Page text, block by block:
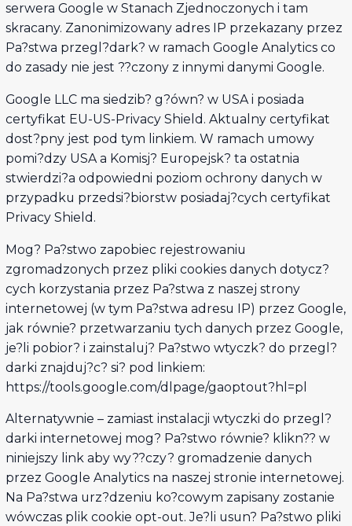
serwera Google w Stanach Zjednoczonych i tam
skracany. Zanonimizowany adres IP przekazany przez
Pa?stwa przegl?dark? w ramach Google Analytics co
do zasady nie jest ??czony z innymi danymi Google.
Google LLC ma siedzib? g?ówn? w USA i posiada
certyfikat EU-US-Privacy Shield. Aktualny certyfikat
dost?pny jest pod tym linkiem. W ramach umowy
pomi?dzy USA a Komisj? Europejsk? ta ostatnia
stwierdzi?a odpowiedni poziom ochrony danych w
przypadku przedsi?biorstw posiadaj?cych certyfikat
Privacy Shield.
Mog? Pa?stwo zapobiec rejestrowaniu
zgromadzonych przez pliki cookies danych dotycz?
cych korzystania przez Pa?stwa z naszej strony
internetowej (w tym Pa?stwa adresu IP) przez Google,
jak równie? przetwarzaniu tych danych przez Google,
je?li pobior? i zainstaluj? Pa?stwo wtyczk? do przegl?
darki znajduj?c? si? pod linkiem:
https://tools.google.com/dlpage/gaoptout?hl=pl
Alternatywnie – zamiast instalacji wtyczki do przegl?
darki internetowej mog? Pa?stwo równie? klikn?? w
niniejszy link aby wy??czy? gromadzenie danych
przez Google Analytics na naszej stronie internetowej.
Na Pa?stwa urz?dzeniu ko?cowym zapisany zostanie
wówczas plik cookie opt-out. Je?li usun? Pa?stwo pliki